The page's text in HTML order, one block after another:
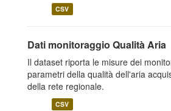
CSV
Dati monitoraggio Qualità Aria
Il dataset riporta le misure dei
parametri della qualità dell'aria
della rete regionale.
CSV